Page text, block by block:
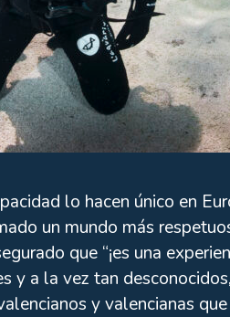
lo hacen único en
un mundo más
que “¡es una
y a la vez tan
y valencianas